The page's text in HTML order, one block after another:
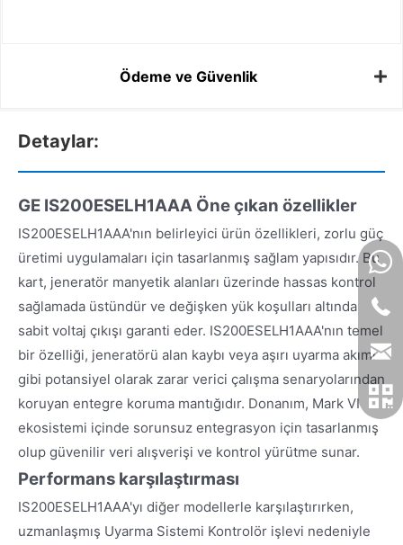
Ödeme ve Güvenlik
Detaylar:
GE IS200ESELH1AAA Öne çıkan özellikler
IS200ESELH1AAA'nın belirleyici ürün özellikleri, zorlu güç
üretimi uygulamaları için tasarlanmış sağlam yapısıdır. Bu
kart, jeneratör manyetik alanları üzerinde hassas kontrol
sağlamada üstündür ve değişken yük koşulları altında
sabit voltaj çıkışı garanti eder. IS200ESELH1AAA'nın temel
bir özelliği, jeneratörü alan kaybı veya aşırı uyarma akımı
gibi potansiyel olarak zarar verici çalışma senaryolarından
koruyan entegre koruma mantığıdır. Donanım, Mark VI
ekosistemi içinde sorunsuz entegrasyon için tasarlanmış
olup güvenilir veri alışverişi ve kontrol yürütme sunar.
Performans karşılaştırması
IS200ESELH1AAA'yı diğer modellerle karşılaştırırken,
uzmanlaşmış Uyarma Sistemi Kontrolör işlevi nedeniyle